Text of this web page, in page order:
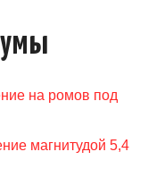
на ромов под
магнитудой 5,4